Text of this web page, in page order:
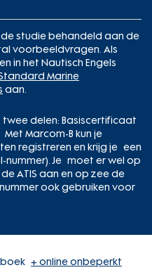
de studie behandeld aan de
voorbeeldvragen. Als
in het Nautisch Engels
Standard Marine
aan.
twee delen: Basiscertificaat
Met Marcom-B kun je
registreren en krijg je een
nummer). Je moet er wel op
ATIS aan en op zee de
ook gebruiken voor
+ online onbeperkt